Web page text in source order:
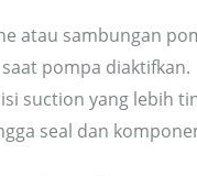
atau sambungan
pompa diaktifkan.
suction yang lebih
seal dan